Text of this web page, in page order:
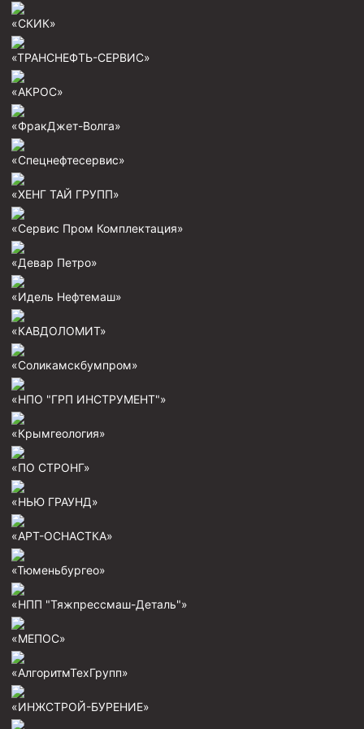
Циркуляционные системы и оборудование для
приготовления и очистки бурового раствора
Технологическая оснастка обсадных колонн
Краны шаровые КШЗ
Головки цементировочные универсальные
Устройство экранирующее для цементирования
скважин УЭЦС
Турбулизаторы типа ЦТ
Разъединители резьбовые РР
Клапаны обратные
Краны шаровые и пробковые
Муфты ступенчатого цементирования
Центраторы колонные
Герметизаторы устьевые
Инструмент для бурения и КРС (ловильный, аварийный)
Перья гидромониторные
Пауки гидравлические
«СКИК»
«ТРАНСНЕФТЬ-СЕРВИС»
«АКРОС»
«ФракДжет-Волга»
«Спецнефтесервис»
«ХЕНГ ТАЙ ГРУПП»
«Сервис Пром Комплектация»
«Девар Петро»
«Идель Нефтемаш»
«КАВДОЛОМИТ»
«Соликамскбумпром»
«НПО "ГРП ИНСТРУМЕНТ"»
«Крымгеология»
«ПО СТРОНГ»
«НЬЮ ГРАУНД»
«АРТ-ОСНАСТКА»
«Тюменьбургео»
«НПП "Тяжпрессмаш-Деталь"»
«МЕПОС»
«АлгоритмТехГрупп»
«ИНЖСТРОЙ-БУРЕНИЕ»